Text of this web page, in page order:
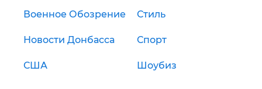
Военное Обозрение Стиль
Новости Донбасса Спорт
США Шоубиз